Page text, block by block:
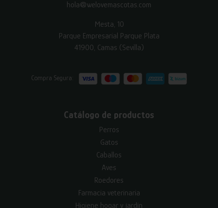
hola@welovemascotas.com
Mesta, 10
Parque Empresarial Parque Plata
41900, Camas (Sevilla)
Compra Segura:
Catálogo de productos
Perros
Gatos
Caballos
Aves
Roedores
Farmacia veterinaria
Higiene hogar y jardín